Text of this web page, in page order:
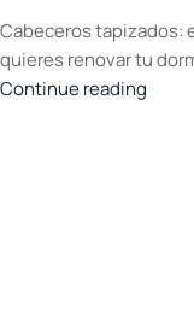
Cabeceros tapizados:
quieres renovar tu
Continue reading